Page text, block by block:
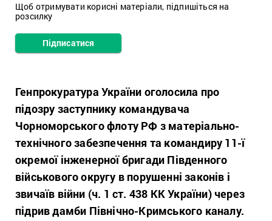
Щоб отримувати корисні матеріали, підпишіться на
розсилку
Підписатися
Генпрокуратура України оголосила про
підозру заступнику командувача
Чорноморського флоту РФ з матеріально-
технічного забезпечення та командиру 11-ї
окремої інженерної бригади Південного
військового округу в порушенні законів і
звичаїв війни (ч. 1 ст. 438 КК України) через
підрив дамби Північно-Кримського каналу.